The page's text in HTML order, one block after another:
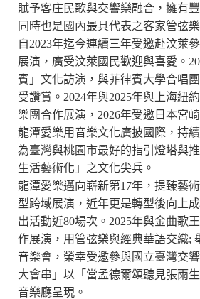
賦予客庄民歌與交響樂融合，擁有
同時也是國內最具代表之客家管弦樂
自2023年迄今連續三年受邀赴汶萊
展演，廣受汶萊國民歡迎與喜愛。
賓」文化訪演，與菲律賓大學合唱
受讚賞。2024年與2025年與上海紐
樂團合作展演，2026年受邀日本宮
龍潭愛樂用音樂文化廣披國際，持
為臺灣與桃園市最好的指引燈塔與
生活藝術化」之文化尖兵。
龍潭愛樂邁向嶄新第17年，提臻藝
型跨域展演，近年更是轉型後向上
出活動近80場次。2025年與金曲歌
作展演，用管弦樂與經典華語交織;
音樂會，榮幸受邀參與國立臺灣交
大會串」以「當孟德爾頌聽見張雨
音樂廳呈現。